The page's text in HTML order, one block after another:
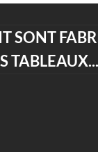
SONT
TABLEAUX...